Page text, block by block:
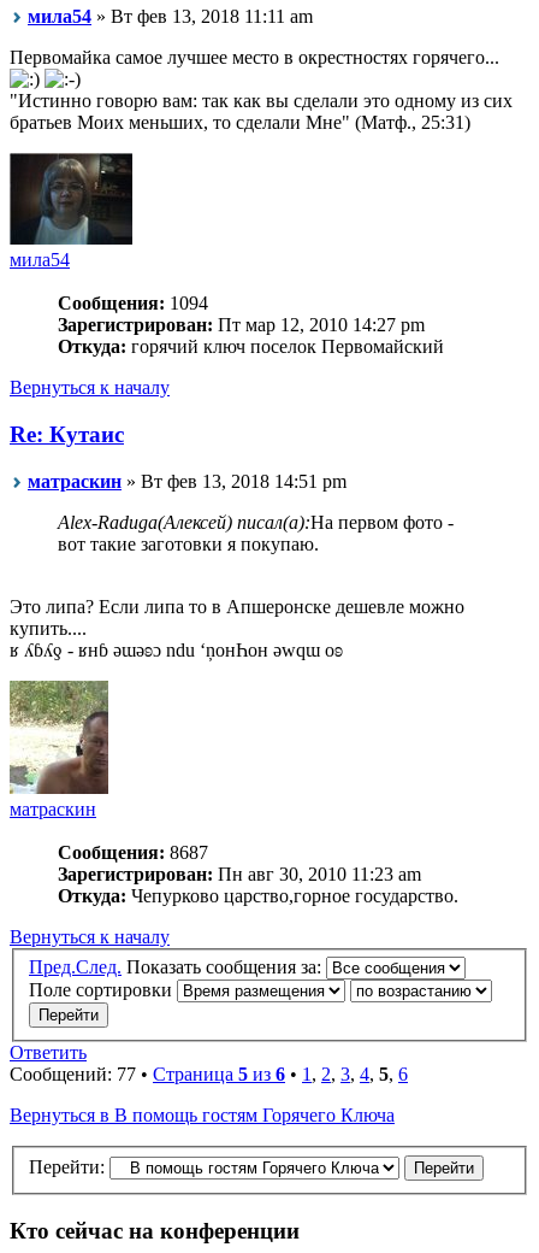
мила54 » Вт фев 13, 2018 11:11 am
Первомайка самое лучшее место в окрестностях горячего...
"Истинно говорю вам: так как вы сделали это одному из сих
братьев Моих меньших, то сделали Мне" (Матф., 25:31)
мила54
Сообщения: 1094
Зарегистрирован: Пт мар 12, 2010 14:27 pm
Откуда: горячий ключ поселок Первомайский
Вернуться к началу
Re: Кутаис
матраскин » Вт фев 13, 2018 14:51 pm
Alex-Raduga(Алексей) писал(а):На первом фото -
вот такие заготовки я покупаю.
Это липа? Если липа то в Апшеронске дешевле можно
купить....
ʁ ʎɓʎƍ - ʁнɓ ǝɯǝʚɔ ndu ‘ņонҺон ǝwqɯ оʚ
матраскин
Сообщения: 8687
Зарегистрирован: Пн авг 30, 2010 11:23 am
Откуда: Чепурково царство,горное государство.
Вернуться к началу
Пред.След. Показать сообщения за:
Поле сортировки
Ответить
Сообщений: 77 • Страница 5 из 6 • 1, 2, 3, 4, 5, 6
Вернуться в В помощь гостям Горячего Ключа
Перейти:
Кто сейчас на конференции